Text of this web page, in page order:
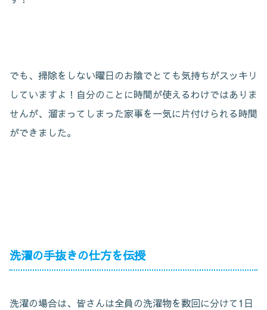
でも、掃除をしない曜日のお陰でとても気持ちがスッキリ
していますよ！自分のことに時間が使えるわけではありま
せんが、溜まってしまった家事を一気に片付けられる時間
ができました。
洗濯の手抜きの仕方を伝授
洗濯の場合は、皆さんは全員の洗濯物を数回に分けて1日